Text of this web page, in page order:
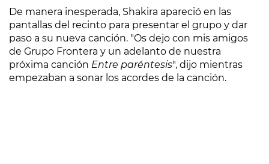
De manera inesperada, Shakira apareció en las
pantallas del recinto para presentar el grupo y dar
paso a su nueva canción. "Os dejo con mis amigos
de Grupo Frontera y un adelanto de nuestra
próxima canción Entre paréntesis", dijo mientras
empezaban a sonar los acordes de la canción.